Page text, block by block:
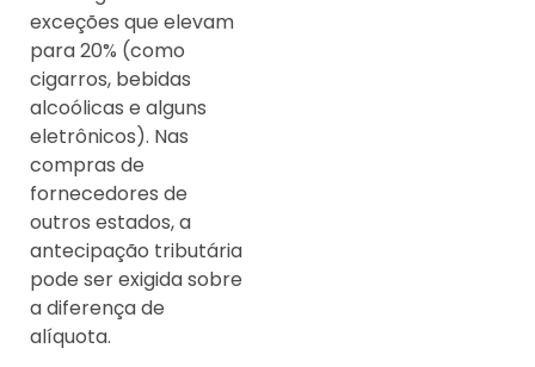
exceções que elevam
para 20% (como
cigarros, bebidas
alcoólicas e alguns
eletrônicos). Nas
compras de
fornecedores de
outros estados, a
antecipação tributária
pode ser exigida sobre
a diferença de
alíquota.